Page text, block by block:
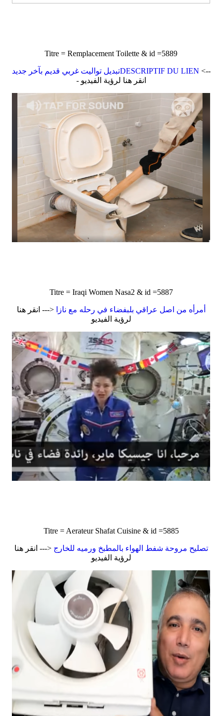
Titre = Remplacement Toilette & id =5889
تبديل تواليت غربي قديم بآخر جديدDESCRIPTIF DU LIEN <--
- انقر هنا لرؤية الفيديو
Titre = Iraqi Women Nasa2 & id =5887
أمرأه من اصل عراقي بلبفضاء في رحله مع نازا
<--- انقر هنا
لرؤية الفيديو
Titre = Aerateur Shafat Cuisine & id =5885
تصليح مروحة شفط الهواء بالمطبخ ورميه للخارج<--- انقر هنا
لرؤية الفيديو